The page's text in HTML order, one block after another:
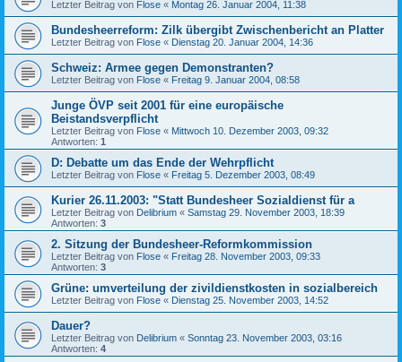
Letzter Beitrag von Flose « Montag 26. Januar 2004, 11:38
Bundesheerreform: Zilk übergibt Zwischenbericht an Platter
Letzter Beitrag von Flose « Dienstag 20. Januar 2004, 14:36
Schweiz: Armee gegen Demonstranten?
Letzter Beitrag von Flose « Freitag 9. Januar 2004, 08:58
Junge ÖVP seit 2001 für eine europäische
Beistandsverpflicht
Letzter Beitrag von Flose « Mittwoch 10. Dezember 2003, 09:32
Antworten: 1
D: Debatte um das Ende der Wehrpflicht
Letzter Beitrag von Flose « Freitag 5. Dezember 2003, 08:49
Kurier 26.11.2003: "Statt Bundesheer Sozialdienst für a
Letzter Beitrag von Delibrium « Samstag 29. November 2003, 18:39
Antworten: 3
2. Sitzung der Bundesheer-Reformkommission
Letzter Beitrag von Flose « Freitag 28. November 2003, 09:33
Antworten: 3
Grüne: umverteilung der zivildienstkosten in sozialbereich
Letzter Beitrag von Flose « Dienstag 25. November 2003, 14:52
Dauer?
Letzter Beitrag von Delibrium « Sonntag 23. November 2003, 03:16
Antworten: 4